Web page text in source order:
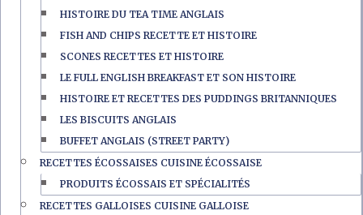
HISTOIRE DU TEA TIME ANGLAIS
FISH AND CHIPS RECETTE ET HISTOIRE
SCONES RECETTES ET HISTOIRE
LE FULL ENGLISH BREAKFAST ET SON HISTOIRE
HISTOIRE ET RECETTES DES PUDDINGS BRITANNIQUES
LES BISCUITS ANGLAIS
BUFFET ANGLAIS (STREET PARTY)
RECETTES ÉCOSSAISES CUISINE ÉCOSSAISE
PRODUITS ÉCOSSAIS ET SPÉCIALITÉS
RECETTES GALLOISES CUISINE GALLOISE